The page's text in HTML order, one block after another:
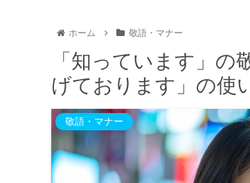
ホーム 敬語・マナー
「知っています」
げております」の使
敬語・マナー